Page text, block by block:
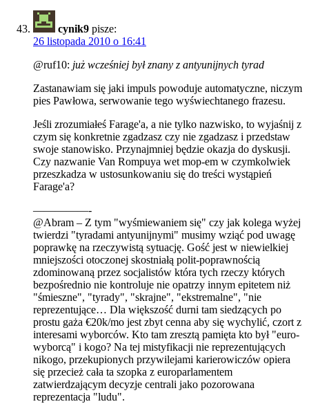
cynik9 pisze:
26 listopada 2010 o 16:41
@ruf10: już wcześniej był znany z antyunijnych tyrad
Zastanawiam się jaki impuls powoduje automatyczne, niczym
pies Pawłowa, serwowanie tego wyświechtanego frazesu.
Jeśli zrozumiałeś Farage'a, a nie tylko nazwisko, to wyjaśnij z
czym się konkretnie zgadzasz czy nie zgadzasz i przedstaw
swoje stanowisko. Przynajmniej będzie okazja do dyskusji.
Czy nazwanie Van Rompuya wet mop-em w czymkolwiek
przeszkadza w ustosunkowaniu się do treści wystąpień
Farage'a?
—————-
@Abram – Z tym "wyśmiewaniem się" czy jak kolega wyżej
twierdzi "tyradami antyunijnymi" musimy wziąć pod uwagę
poprawkę na rzeczywistą sytuację. Gość jest w niewielkiej
mniejszości otoczonej skostniałą polit-poprawnością
zdominowaną przez socjalistów która tych rzeczy których
bezpośrednio nie kontroluje nie opatrzy innym epitetem niż
"śmieszne", "tyrady", "skrajne", "ekstremalne", "nie
reprezentujące… Dla większość durni tam siedzących po
prostu gaża €20k/mo jest zbyt cenna aby się wychylić, czort z
interesami wyborców. Kto tam zresztą pamięta kto był "euro-
wyborcą" i kogo? Na tej mistyfikacji nie reprezentujących
nikogo, przekupionych przywilejami karierowiczów opiera
się przecież cała ta szopka z europarlamentem
zatwierdzającym decyzje centrali jako pozorowana
reprezentacja "ludu".